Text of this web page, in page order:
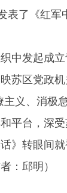
表了《红
中发起
苏区党政
义、消极
平台，深
》转眼间
：邱明）